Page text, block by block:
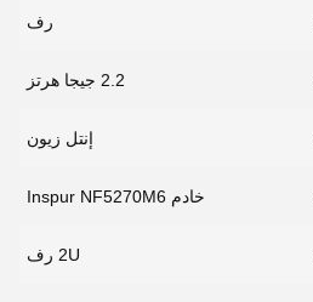
رف
2.2 جيجا هرتز
إنتل زيون
خادم Inspur NF5270M6
2U رف